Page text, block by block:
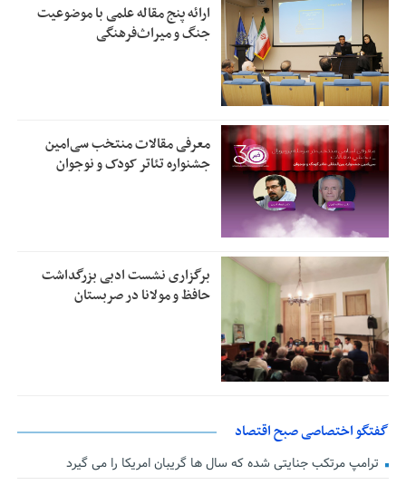
ارائه پنج مقاله علمی با موضوعیت
جنگ و میراث‌فرهنگی
معرفی مقالات منتخب سی‌امین
جشنواره تئاتر کودک و نوجوان
برگزاری نشست ادبی بزرگداشت
حافظ و مولانا در صربستان
گفتگو اختصاصی صبح اقتصاد
ترامپ مرتکب جنایتی شده که سال ها گریبان امریکا را می گیرد